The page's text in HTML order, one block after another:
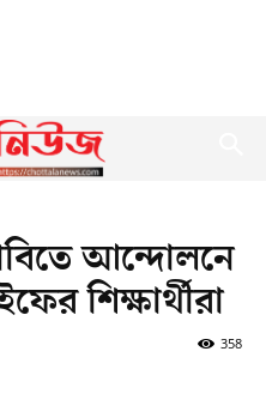
আন্দোলনে
শিক্ষার্থীরা
358